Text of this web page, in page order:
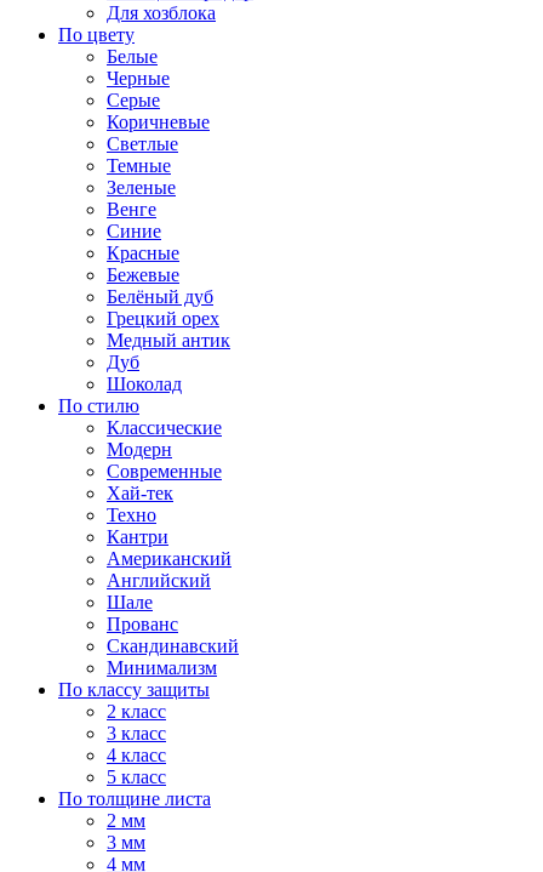
Для хозблока
По цвету
Белые
Черные
Серые
Коричневые
Светлые
Темные
Зеленые
Венге
Синие
Красные
Бежевые
Белёный дуб
Грецкий орех
Медный антик
Дуб
Шоколад
По стилю
Классические
Модерн
Современные
Хай-тек
Техно
Кантри
Американский
Английский
Шале
Прованс
Скандинавский
Минимализм
По классу защиты
2 класс
3 класс
4 класс
5 класс
По толщине листа
2 мм
3 мм
4 мм